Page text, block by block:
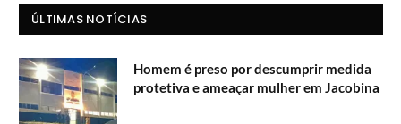
ÚLTIMAS NOTÍCIAS
Homem é preso por descumprir medida
protetiva e ameaçar mulher em Jacobina